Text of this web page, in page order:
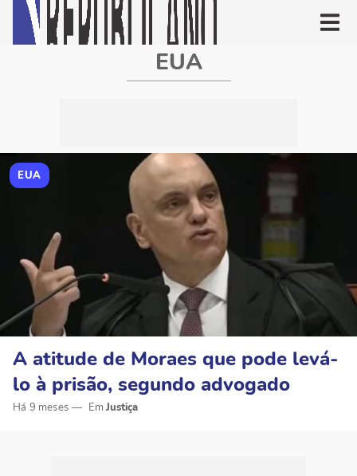
EUA
EUA
A atitude de Moraes que pode levá-
lo à prisão, segundo advogado
Há 9 meses Justiça